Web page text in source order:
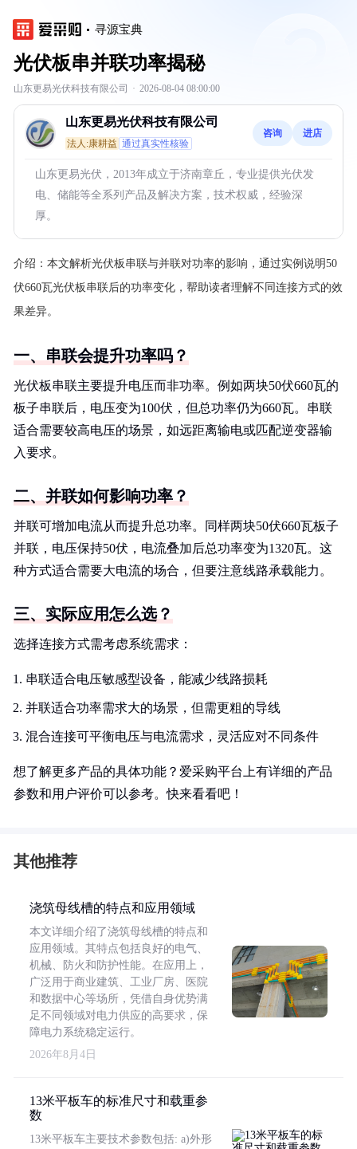
寻源宝典
光伏板串并联功率揭秘
山东更易光伏科技有限公司 · 2026-08-04 08:00:00
山东更易光伏科技有限公司
法人:康耕益 通过真实性核验
咨询 进店
山东更易光伏，2013年成立于济南章丘，专业提供光伏发
电、储能等全系列产品及解决方案，技术权威，经验深
厚。
介绍： 本文解析光伏板串联与并联对功率的影响，通过实例说明50
伏660瓦光伏板串联后的功率变化，帮助读者理解不同连接方式的效
果差异。
一、串联会提升功率吗？
光伏板串联主要提升电压而非功率。例如两块50伏660瓦的
板子串联后，电压变为100伏，但总功率仍为660瓦。串联
适合需要较高电压的场景，如远距离输电或匹配逆变器输
入要求。
二、并联如何影响功率？
并联可增加电流从而提升总功率。同样两块50伏660瓦板子
并联，电压保持50伏，电流叠加后总功率变为1320瓦。这
种方式适合需要大电流的场合，但要注意线路承载能力。
三、实际应用怎么选？
选择连接方式需考虑系统需求：
串联适合电压敏感型设备，能减少线路损耗
并联适合功率需求大的场景，但需更粗的导线
混合连接可平衡电压与电流需求，灵活应对不同条件
想了解更多产品的具体功能？爱采购平台上有详细的产品
参数和用户评价可以参考。快来看看吧！
其他推荐
浇筑母线槽的特点和应用领域
本文详细介绍了浇筑母线槽的特点和
应用领域。其特点包括良好的电气、
机械、防火和防护性能。在应用上，
广泛用于商业建筑、工业厂房、医院
和数据中心等场所，凭借自身优势满
足不同领域对电力供应的高要求，保
障电力系统稳定运行。
2026年8月4日
13米平板车的标准尺寸和载重参
数
13米平板车主要技术参数包括: a)外形